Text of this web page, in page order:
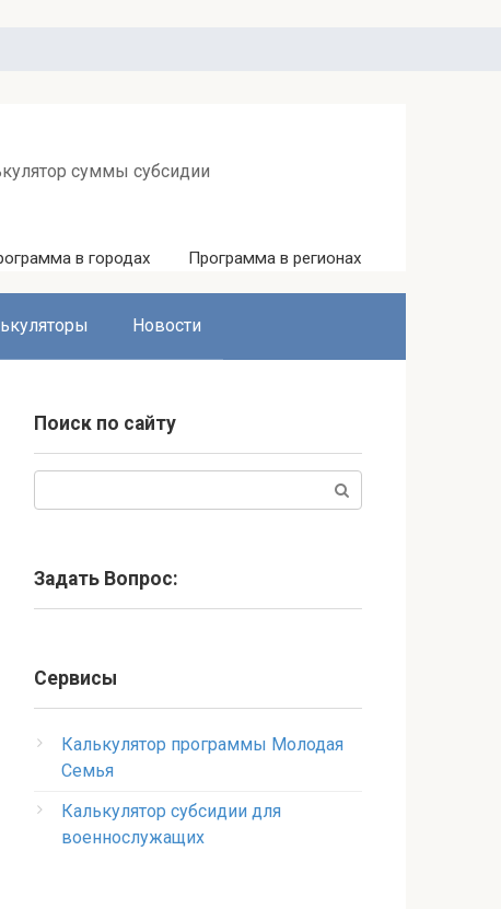
суммы субсидии
в городах Программа в регионах
Новости
Поиск по сайту
Задать Вопрос:
Сервисы
Калькулятор программы Молодая
Семья
Калькулятор субсидии для
военнослужащих